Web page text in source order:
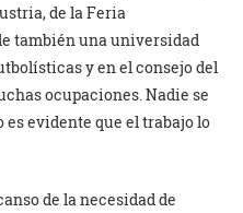
de la Feria
también una universidad
y en el consejo del
ocupaciones. Nadie se
evidente que el trabajo lo
de la necesidad de